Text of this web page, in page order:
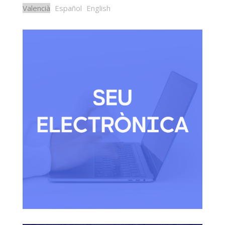
Valencià Español English